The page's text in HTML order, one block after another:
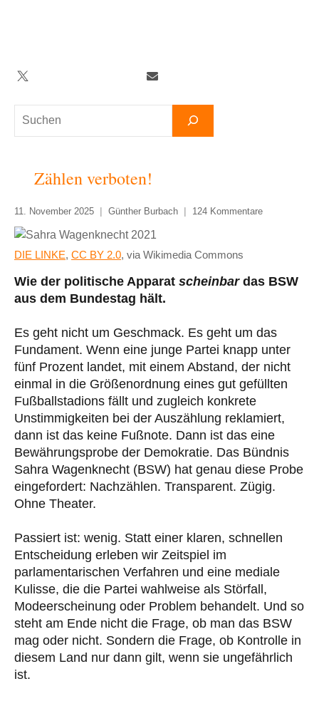
Suchen
Twitter TelegramNewsletter
Zählen verboten!
11. November 2025 Günther Burbach 124 Kommentare
DIE LINKE, CC BY 2.0, via Wikimedia Commons
Wie der politische Apparat scheinbardas BSW
aus dem Bundestag hält.
Es geht nicht um Geschmack. Es geht um das
Fundament. Wenn eine junge Partei knapp unter
fünf Prozent landet, mit einem Abstand, der nicht
einmal in die Größenordnung eines gut gefüllten
Fußballstadions fällt und zugleich konkrete
Unstimmigkeiten bei der Auszählung reklamiert,
dann ist das keine Fußnote. Dann ist das eine
Bewährungsprobe der Demokratie. Das Bündnis
Sahra Wagenknecht (BSW) hat genau diese Probe
eingefordert: Nachzählen. Transparent. Zügig.
Ohne Theater.
Passiert ist: wenig. Statt einer klaren, schnellen
Entscheidung erleben wir Zeitspiel im
parlamentarischen Verfahren und eine mediale
Kulisse, die die Partei wahlweise als Störfall,
Modeerscheinung oder Problem behandelt. Und so
steht am Ende nicht die Frage, ob man das BSW
mag oder nicht. Sondern die Frage, ob Kontrolle in
diesem Land nur dann gilt, wenn sie ungefährlich
ist.